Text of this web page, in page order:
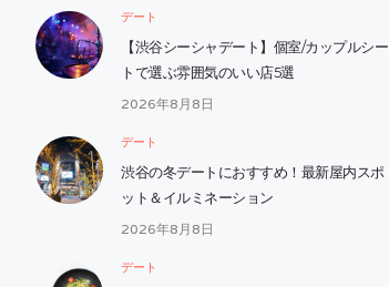
デート
【渋谷シーシャデート】個室/カップルシー
トで選ぶ雰囲気のいい店5選
2026年8月8日
デート
渋谷の冬デートにおすすめ！最新屋内スポ
ット＆イルミネーション
2026年8月8日
デート